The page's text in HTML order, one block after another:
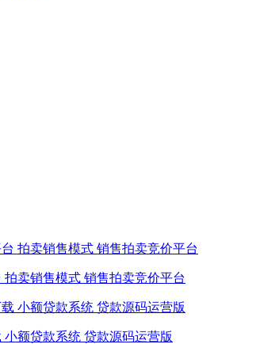
卖销售模式 销售拍卖竞价平台
额贷款系统 贷款源码运营版